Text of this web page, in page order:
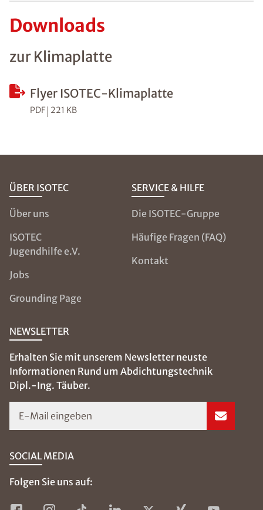
Downloads
zur Klimaplatte
Flyer ISOTEC-Klimaplatte
PDF 221 KB
ÜBER ISOTEC
Über uns
ISOTEC
Jugendhilfe e.V.
Jobs
Grounding Page
SERVICE & HILFE
Die ISOTEC-Gruppe
Häufige Fragen (FAQ)
Kontakt
NEWSLETTER
Erhalten Sie mit unserem Newsletter neuste
Informationen Rund um Abdichtungstechnik
Dipl.-Ing. Täuber.
E-Mail eingeben
SOCIAL MEDIA
Folgen Sie uns auf: